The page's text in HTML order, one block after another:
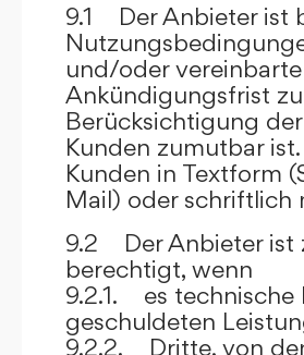
9.1 Der Anbieter ist
und/oder
Ankündigungsfrist
Berücksichtigung
Kunden zumutbar
Kunden in Textform
Mail) oder schriftlich
9.2 Der Anbieter ist
berechtigt, wenn
9.2.1. es technische
geschuldeten
9.2.2. Dritte, von